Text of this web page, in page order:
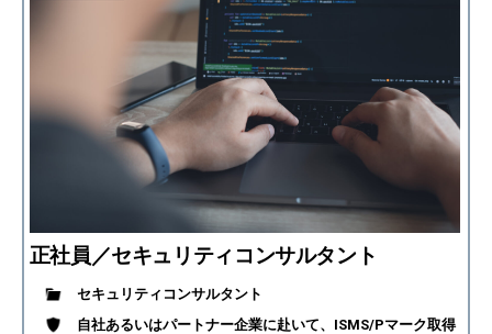
正社員／セキュリティコンサルタント
セキュリティコンサルタント
自社あるいはパートナー企業に赴いて、ISMS/Pマーク取得